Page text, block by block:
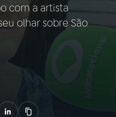
com a artista
olhar sobre São